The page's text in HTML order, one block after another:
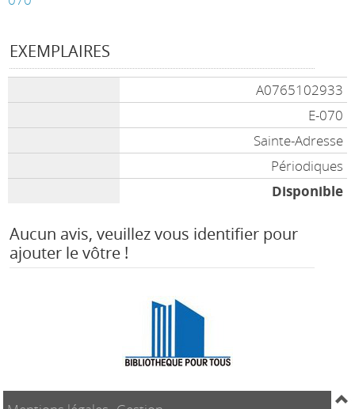
EXEMPLAIRES
A0765102933
E-070
Sainte-Adresse
Périodiques
Disponible
Aucun avis, veuillez vous identifier pour
ajouter le vôtre !